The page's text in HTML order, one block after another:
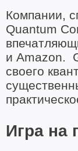
Компании,
Quantum
и Amazon.
своего
Игра на